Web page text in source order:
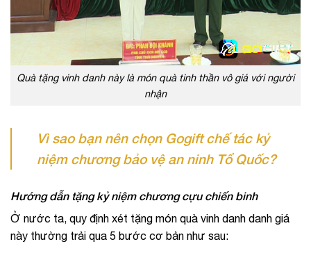
Quà tặng vinh danh này là món quà tinh thần vô giá với người
nhận
Vì sao bạn nên chọn Gogift chế tác kỷ
niệm chương bảo vệ an ninh Tổ Quốc?
Hướng dẫn tặng kỷ niệm chương cựu chiến binh
Ở nước ta, quy định xét tặng món quà vinh danh danh giá
này thường trải qua 5 bước cơ bản như sau: